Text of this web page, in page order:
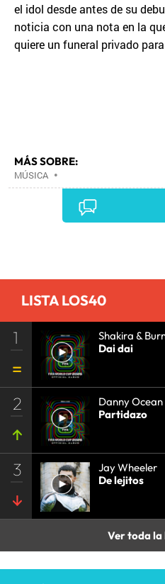
el idol desde antes de su
noticia con una nota en la
quiere un funeral privado
MÁS SOBRE:
MÚSICA •
LISTA LOS40
1
Shakira &
Dai dai
2
Danny Ocean
Partidazo
3
Jay Wheeler
De lejitos
Ver toda la